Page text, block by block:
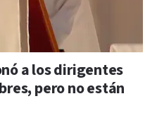
a los dirigentes
pero no están